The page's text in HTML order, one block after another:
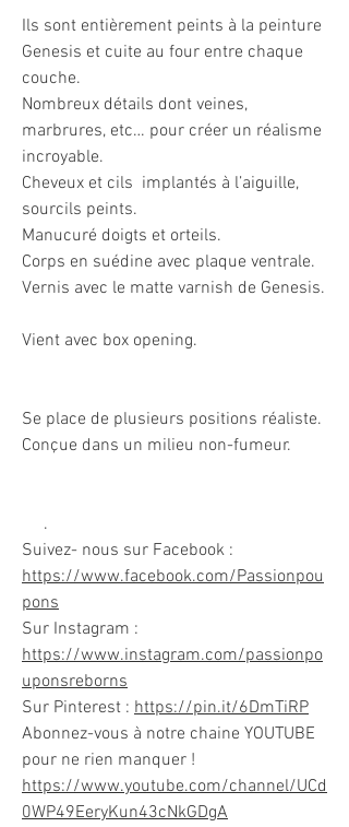
Ils sont entièrement peints à la peinture
Genesis et cuite au four entre chaque
couche.
Nombreux détails dont veines,
marbrures, etc… pour créer un réalisme
incroyable.
Cheveux et cils implantés à l’aiguille,
sourcils peints.
Manucuré doigts et orteils.
Corps en suédine avec plaque ventrale.
Vernis avec le matte varnish de Genesis.
Vient avec box opening.
Se place de plusieurs positions réaliste.
Conçue dans un milieu non-fumeur.
.
Suivez- nous sur Facebook :
https://www.facebook.com/Passionpou
pons
Sur Instagram :
https://www.instagram.com/passionpo
uponsreborns
Sur Pinterest : https://pin.it/6DmTiRP
Abonnez-vous à notre chaine YOUTUBE
pour ne rien manquer !
https://www.youtube.com/channel/UCd
0WP49EeryKun43cNkGDgA